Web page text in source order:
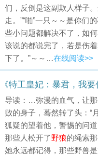
们，反倒是这副欺人样子
走。”“啪”一只～～是你们
些小问题都解决不了，如
该说的都说完了，若是伤
下了。”～～…在线阅读>>
《特工皇妃：暴君，我
导读：…弥漫的血气，让
败的身子，蓦然转了头：“
狐疑的望着他，警惕的问
那些人松开了野狼的绳索
她永远都记得，那些野兽